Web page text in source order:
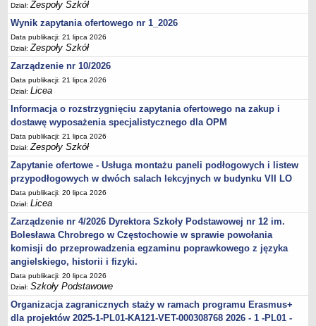
Dział:Zespoły Szkół
Wynik zapytania ofertowego nr 1_2026
Data publikacji: 21 lipca 2026
Dział:Zespoły Szkół
Zarządzenie nr 10/2026
Data publikacji: 21 lipca 2026
Dział:Licea
Informacja o rozstrzygnięciu zapytania ofertowego na zakup i
dostawę wyposażenia specjalistycznego dla OPM
Data publikacji: 21 lipca 2026
Dział:Zespoły Szkół
Zapytanie ofertowe - Usługa montażu paneli podłogowych i listew
przypodłogowych w dwóch salach lekcyjnych w budynku VII LO
Data publikacji: 20 lipca 2026
Dział:Licea
Zarządzenie nr 4/2026 Dyrektora Szkoły Podstawowej nr 12 im.
Bolesława Chrobrego w Częstochowie w sprawie powołania
komisji do przeprowadzenia egzaminu poprawkowego z języka
angielskiego, historii i fizyki.
Data publikacji: 20 lipca 2026
Dział:Szkoły Podstawowe
Organizacja zagranicznych staży w ramach programu Erasmus+
dla projektów 2025-1-PL01-KA121-VET-000308768 2026 - 1 -PL01 -